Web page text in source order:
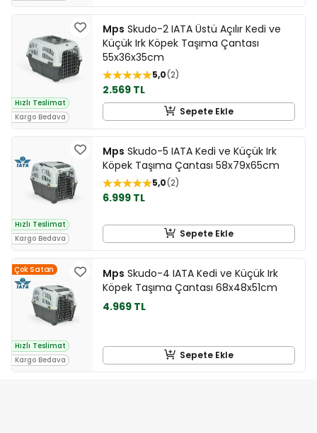
Hızlı Teslimat
Kargo Bedava
Mps Skudo-2 IATA Üstü Açılır Kedi ve
Küçük Irk Köpek Taşıma Çantası
55x36x35cm
5,0 2
2.569 TL
Sepete Ekle
Hızlı Teslimat
Kargo Bedava
Mps Skudo-5 IATA Kedi ve Küçük Irk
Köpek Taşıma Çantası 58x79x65cm
5,0 2
6.999 TL
Sepete Ekle
Çok Satan
Hızlı Teslimat
Kargo Bedava
Mps Skudo-4 IATA Kedi ve Küçük Irk
Köpek Taşıma Çantası 68x48x51cm
4.969 TL
Sepete Ekle